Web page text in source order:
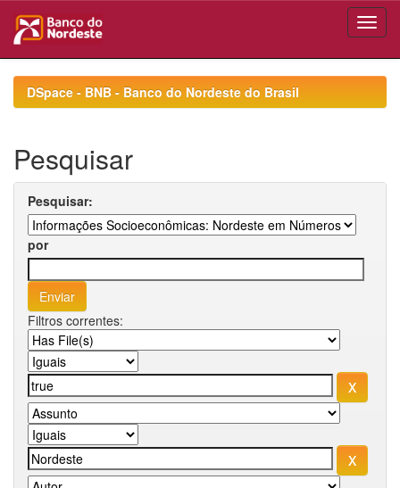
navigationDSpace - BNB - Banco do Nordeste do Brasil
Pesquisar
Pesquisar:
por
Filtros correntes: